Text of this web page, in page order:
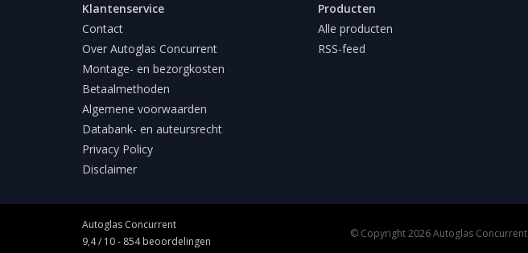
Klantenservice
Contact
Over Autoglas Concurrent
Montage- en bezorgkosten
Betaalmethoden
Algemene voorwaarden
Databank- en auteursrecht
Privacy Policy
Disclaimer
Producten
Alle producten
RSS-feed
Autoglas Concurrent
9,4/ 10- 854beoordelingen
© Copyright 2026 Autoglas Concurrent